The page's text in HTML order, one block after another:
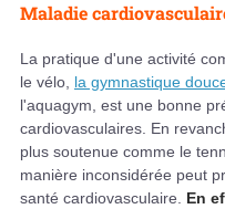
Maladie
La pratique d'une activité
le vélo, la gymnastique
l'aquagym, est une bonne
cardiovasculaires. En
plus soutenue comme le
manière inconsidérée peut
santé cardiovasculaire. En